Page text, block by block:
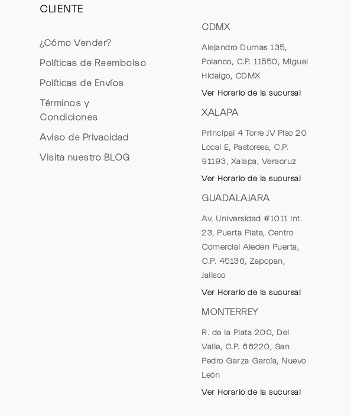
CLIENTE
¿Cómo Vender?
Políticas de Reembolso
Políticas de Envíos
Términos y
Condiciones
Aviso de Privacidad
Visita nuestro BLOG
CDMX
Alejandro Dumas 135,
Polanco, C.P. 11550, Miguel
Hidalgo, CDMX
Ver Horario de la sucursal
XALAPA
Principal 4 Torre JV Piso 20
Local E, Pastoresa, C.P.
91193, Xalapa, Veracruz
Ver Horario de la sucursal
GUADALAJARA
Av. Universidad #1011 Int.
23, Puerta Plata, Centro
Comercial Aleden Puerta,
C.P. 45136, Zapopan,
Jalisco
Ver Horario de la sucursal
MONTERREY
R. de la Plata 200, Del
Valle, C.P. 66220, San
Pedro Garza García, Nuevo
León
Ver Horario de la sucursal